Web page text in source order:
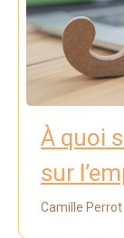
À quoi
sur
Camille Perrot